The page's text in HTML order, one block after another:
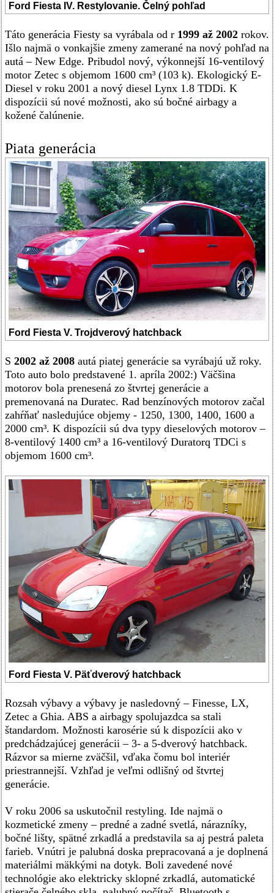
Ford Fiesta IV. Restylovanie. Čelný pohľad
Táto generácia Fiesty sa vyrábala od r 1999 až 2002 rokov.
Išlo najmä o vonkajšie zmeny zamerané na nový pohľad na
autá – New Edge. Pribudol nový, výkonnejší 16-ventilový
motor Zetec s objemom 1600 cm³ (103 k). Ekologický E-
Diesel v roku 2001 a nový diesel Lynx 1.8 TDDi. K
dispozícii sú nové možnosti, ako sú bočné airbagy a
kožené čalúnenie.
Piata generácia
Ford Fiesta V. Trojdverový hatchback
S 2002 až 2008 autá piatej generácie sa vyrábajú už roky.
Toto auto bolo predstavené 1. apríla 2002:) Väčšina
motorov bola prenesená zo štvrtej generácie a
premenovaná na Duratec. Rad benzínových motorov začal
zahŕňať nasledujúce objemy - 1250, 1300, 1400, 1600 a
2000 cm³. K dispozícii sú dva typy dieselových motorov –
8-ventilový 1400 cm³ a 16-ventilový Duratorq TDCi s
objemom 1600 cm³.
Ford Fiesta V. Päťdverový hatchback
Rozsah výbavy a výbavy je nasledovný – Finesse, LX,
Zetec a Ghia. ABS a airbagy spolujazdca sa stali
štandardom. Možnosti karosérie sú k dispozícii ako v
predchádzajúcej generácii – 3- a 5-dverový hatchback.
Rázvor sa mierne zväčšil, vďaka čomu bol interiér
priestrannejší. Vzhľad je veľmi odlišný od štvrtej
generácie.
V roku 2006 sa uskutočnil restyling. Ide najmä o
kozmetické zmeny – predné a zadné svetlá, nárazníky,
bočné lišty, spätné zrkadlá a predstavila sa aj pestrá paleta
farieb. Vnútri je palubná doska prepracovaná a je doplnená
materiálmi mäkkými na dotyk. Boli zavedené nové
technológie ako elektricky sklopné zrkadlá, automatické